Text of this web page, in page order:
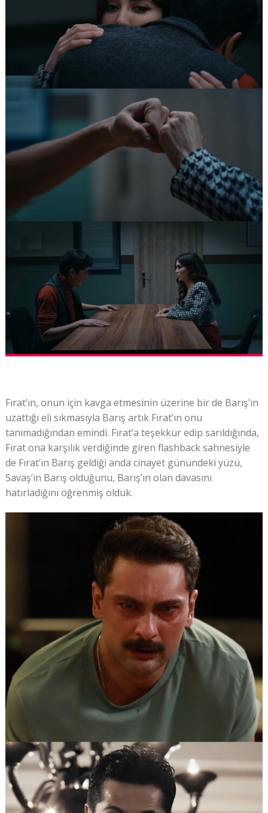
Fırat’ın, onun için kavga etmesinin üzerine bir de Barış’ın
uzattığı eli sıkmasıyla Barış artık Fırat’ın onu
tanımadığından emindi. Fırat’a teşekkür edip sarıldığında,
Fırat ona karşılık verdiğinde giren flashback sahnesiyle
de Fırat’ın Barış geldiği anda cinayet günündeki yüzü,
Savaş’ın Barış olduğunu, Barış’ın olan davasını
hatırladığını öğrenmiş olduk.